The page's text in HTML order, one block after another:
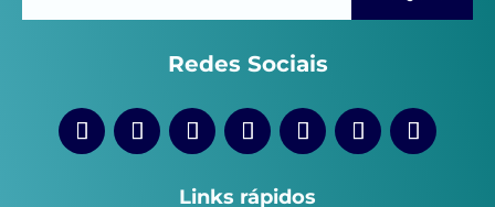
Redes Sociais
Links rápidos